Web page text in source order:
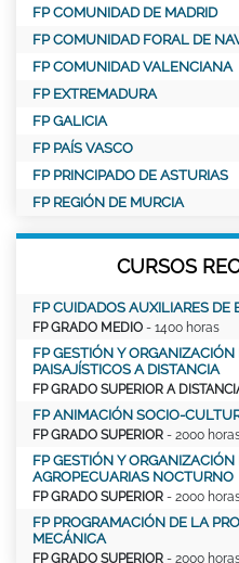
FP COMUNIDAD DE MADRID
FP COMUNIDAD FORAL DE
FP COMUNIDAD VALENCIANA
FP EXTREMADURA
FP GALICIA
FP PAÍS VASCO
FP PRINCIPADO DE ASTURIAS
FP REGIÓN DE MURCIA
CURSOS
FP CUIDADOS AUXILIARES DE
FP GRADO MEDIO - 1400 horas
FP GESTIÓN Y
PAISAJÍSTICOS A DISTANCIA
FP GRADO SUPERIOR A
FP ANIMACIÓN SOCIO-
FP GRADO SUPERIOR - 2000
FP GESTIÓN Y ORGANIZACIÓN
AGROPECUARIAS NOCTURNO
FP GRADO SUPERIOR - 2000
FP PROGRAMACIÓN DE LA
MECÁNICA
FP GRADO SUPERIOR - 2000